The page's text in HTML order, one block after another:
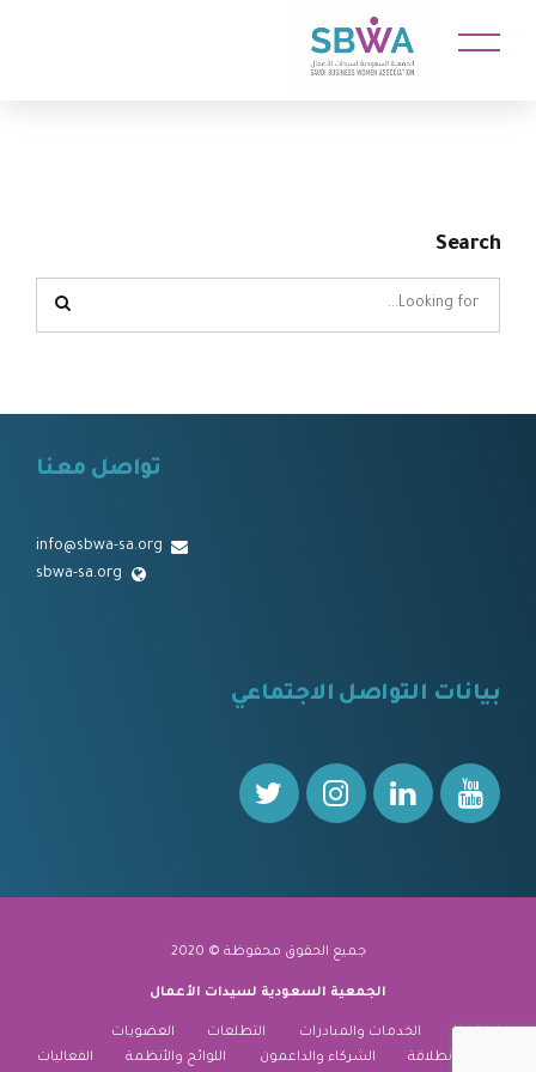
Search
تواصل معنا
info@sbwa-sa.org
sbwa-sa.org
بيانات التواصل الاجتماعي
جميع الحقوق محفوظة © 2020
الجمعية السعودية لسيدات الأعمال
نبذة عنا الخدمات والمبادرات التطلعات
العضويات
منارة الانطلاقة
الشركاء والداعمون اللوائح والأنظمة الفعاليات